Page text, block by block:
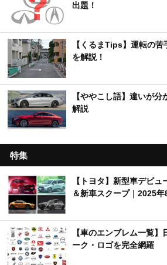
出題！
【くるまTips】運転の
を解説！
【ややこし語】違いが
解説
特集
【トヨタ】新型車デビ
＆新車スクープ｜2025
【車のエンブレム一覧
ーク・ロゴを完全網羅